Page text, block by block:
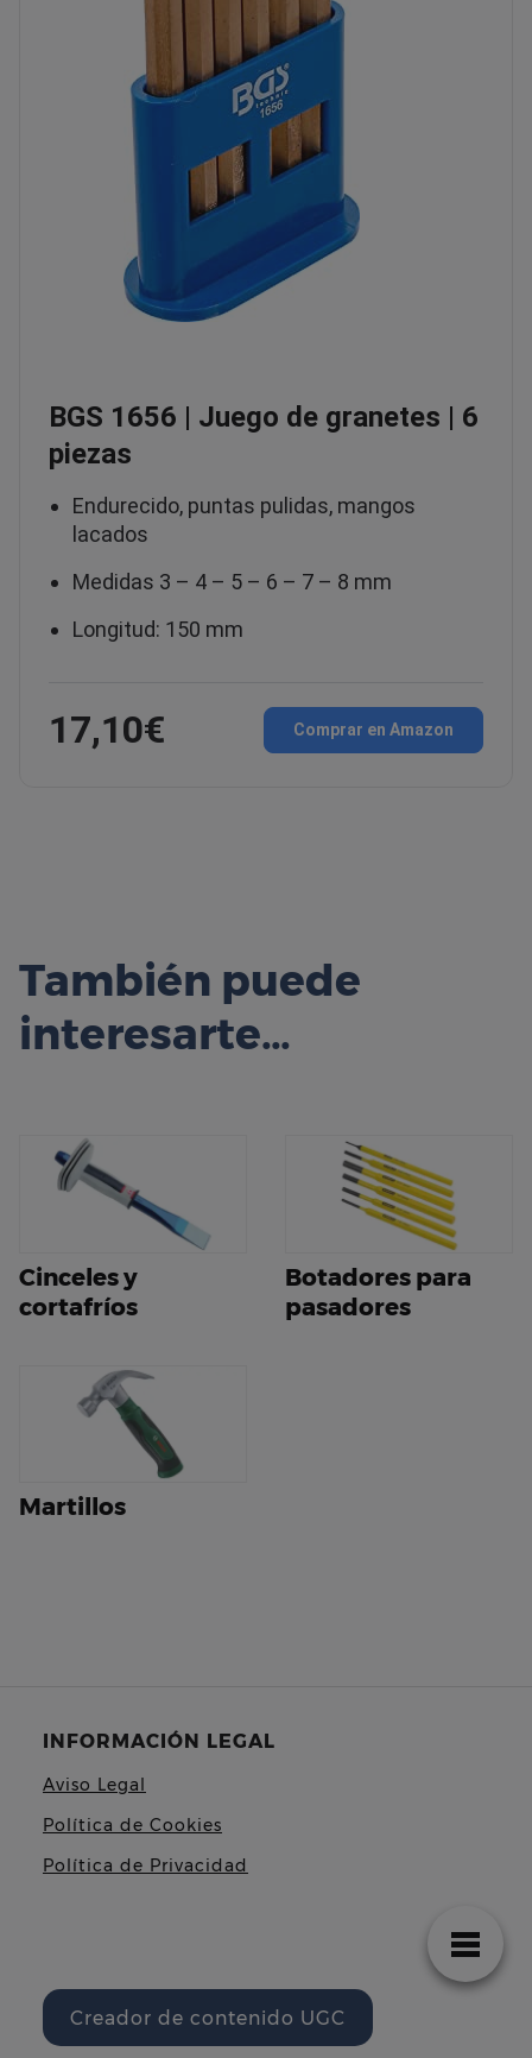
BGS 1656 | Juego de granetes | 6
piezas
Endurecido, puntas pulidas, mangos
lacados
Medidas 3 – 4 – 5 – 6 – 7 – 8 mm
Longitud: 150 mm
17,10€ Comprar en Amazon
También puede
interesarte…
Cinceles y
cortafríos
Botadores para
pasadores
Martillos
INFORMACIÓN LEGAL
Aviso Legal
Política de Cookies
Política de Privacidad
Creador de contenido UGC